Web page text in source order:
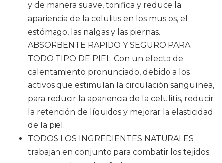
y de manera suave, tonifica y reduce la
apariencia de la celulitis en los muslos, el
estómago, las nalgas y las piernas.
ABSORBENTE RÁPIDO Y SEGURO PARA
TODO TIPO DE PIEL; Con un efecto de
calentamiento pronunciado, debido a los
activos que estimulan la circulación sanguínea,
para reducir la apariencia de la celulitis, reducir
la retención de líquidos y mejorar la elasticidad
de la piel.
TODOS LOS INGREDIENTES NATURALES
trabajan en conjunto para combatir los tejidos